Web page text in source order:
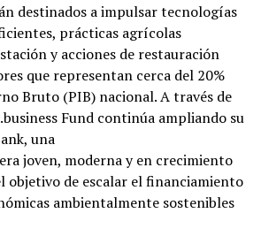
destinados a impulsar tecnologías
prácticas agrícolas
y acciones de restauración
que representan cerca del 20%
Bruto (PIB) nacional. A través de
Fund continúa ampliando su
una
joven, moderna y en crecimiento
objetivo de escalar el financiamiento
ambientalmente sostenibles